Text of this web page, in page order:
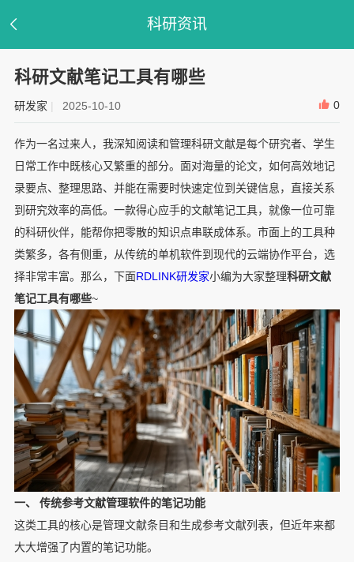
科研资讯
科研文献笔记工具有哪些
研发家 | 2025-10-10 0
作为一名过来人，我深知阅读和管理科研文献是每个研究者、学生
日常工作中既核心又繁重的部分。面对海量的论文，如何高效地记
录要点、整理思路、并能在需要时快速定位到关键信息，直接关系
到研究效率的高低。一款得心应手的文献笔记工具，就像一位可靠
的科研伙伴，能帮你把零散的知识点串联成体系。市面上的工具种
类繁多，各有侧重，从传统的单机软件到现代的云端协作平台，选
择非常丰富。那么，下面RDLINK研发家小编为大家整理科研文献
笔记工具有哪些~
一、 传统参考文献管理软件的笔记功能
这类工具的核心是管理文献条目和生成参考文献列表，但近年来都
大大增强了内置的笔记功能。